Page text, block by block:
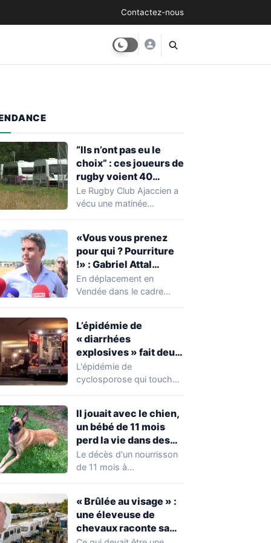
Contactez-nous
“Ils n’ont pas eu le
choix” : ces joueurs de
rugby voient 40
caravanes de gens du
voyage s’installer
heure
Le Rugby Club Ajaccien a
vécu une matinée
découverte d'une…
«Vous vous prenez
pour qui ? Pourriture
!» : Gabriel Attal
chahuté sur un
campement illégal
En déplacement en
Vendée dans le cadre
occupations…
L’épidémie de
« diarrhées
explosives » fait deux
premiers morts
L'épidémie de
cyclosporose qui touche
aggravation. Les autorités
sanitaires…
Il jouait avec le chien,
un bébé de 11 mois
perd la vie dans des
circonstances
horribles
Le décès d'un nourrisson
de 11 mois à
profondément…
« Brûlée au visage » :
une éleveuse de
chevaux raconte sa